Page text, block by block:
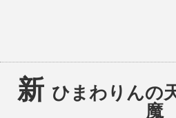
新 ひまわりんの
魔